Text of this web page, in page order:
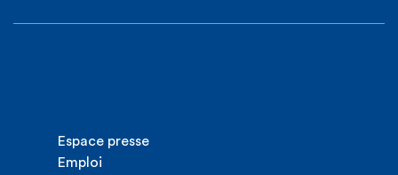
Espace presse
Emploi